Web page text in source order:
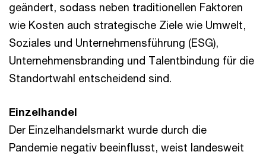
geändert, sodass neben traditionellen Faktoren
wie Kosten auch strategische Ziele wie Umwelt,
Soziales und Unternehmensführung (ESG),
Unternehmensbranding und Talentbindung für die
Standortwahl entscheidend sind.
Einzelhandel
Der Einzelhandelsmarkt wurde durch die
Pandemie negativ beeinflusst, weist landesweit